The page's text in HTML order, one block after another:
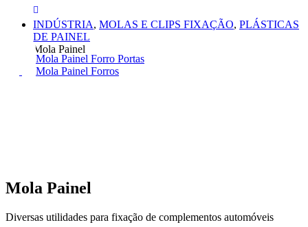
INDÚSTRIA, MOLAS E CLIPS FIXAÇÃO, PLÁSTICAS
DE PAINEL
Mola Painel
Mola Painel Forro Portas
Mola Painel Forros
Mola Painel
Diversas utilidades para fixação de complementos automóveis